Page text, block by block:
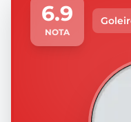
6.9
NOTA